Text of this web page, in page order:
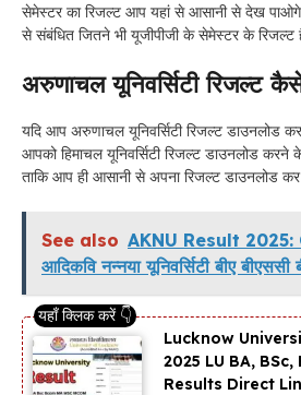
सेमेस्टर का रिजल्ट आप यहां से आसानी से देख
से संबंधित जितने भी यूजीपीजी के सेमेस्टर के रिजल्ट
अरुणाचल यूनिवर्सिटी रिजल्ट
यदि आप अरुणाचल यूनिवर्सिटी रिजल्ट डाउनलोड
आपको हिमाचल यूनिवर्सिटी रिजल्ट डाउनलोड करने
ताकि आप ही आसानी से अपना रिजल्ट डाउनलोड
See also AKNU Result 2025:
आदिकवि नन्नया यूनिवर्सिटी बीए बीएससी
Lucknow
2025 LU BA, BSc,
Results Direct